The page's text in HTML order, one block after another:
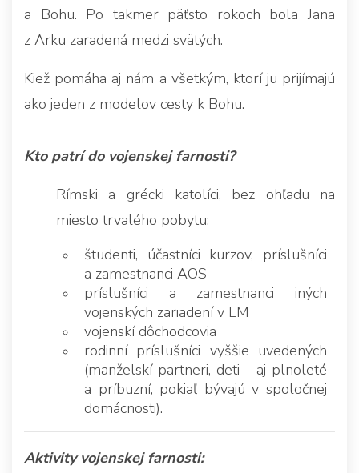
a Bohu. Po takmer päťsto rokoch bola Jana
z Arku zaradená medzi svätých.
Kiež pomáha aj nám a všetkým, ktorí ju prijímajú
ako jeden z modelov cesty k Bohu.
Kto patrí do vojenskej farnosti?
Rímski a grécki katolíci, bez ohľadu na
miesto trvalého pobytu:
študenti, účastníci kurzov, príslušníci
a zamestnanci AOS
príslušníci a zamestnanci iných
vojenských zariadení v LM
vojenskí dôchodcovia
rodinní príslušníci vyššie uvedených
(manželskí partneri, deti - aj plnoleté
a príbuzní, pokiaľ bývajú v spoločnej
domácnosti).
Aktivity vojenskej farnosti: